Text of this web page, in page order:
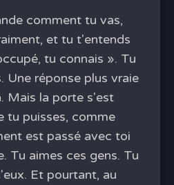
comment tu vas,
et tu t'entends
tu connais ». Tu
Une réponse plus vraie
Mais la porte s'est
tu puisses, comme
est passé avec toi
Tu aimes ces gens. Tu
Et pourtant, au